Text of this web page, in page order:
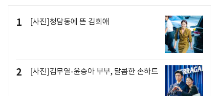
1 [사진]청담동에 뜬 김희애
2 [사진]김무열-윤승아 부부, 달콤한 손하트